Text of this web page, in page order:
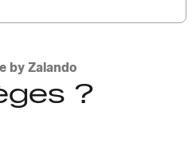
by Zalando
?